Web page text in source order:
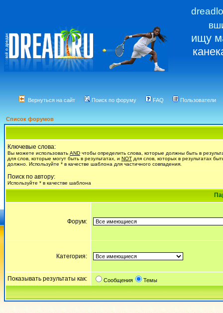
ищу
Вернуться на сайт Поиск по форуму FAQ Пользователи
Список форумов
Ключевые слова:
Вы можете использовать AND чтобы определить слова, которые должны быть в
для слов, которые могут быть в результатах, и NOT для слов, которых в результатах
должно. Используйте * в качестве шаблона для частичного совпадения.
Поиск по автору:
Используйте * в качестве шаблона
Форум:
Категория:
Показывать результаты как: Сообщения Темы